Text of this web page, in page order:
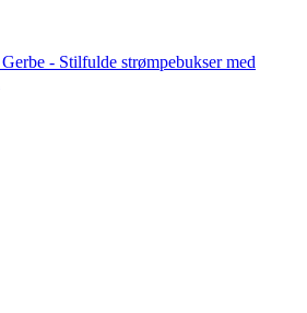
Gerbe - Stilfulde strømpebukser med